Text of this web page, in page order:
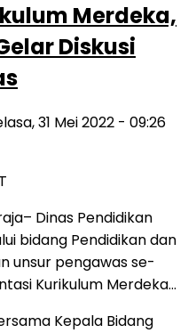
Merdeka,
Diskusi
31 Mei 2022 - 09:26
Dinas Pendidikan
bidang Pendidikan dan
unsur pengawas se-
Kurikulum Merdeka…